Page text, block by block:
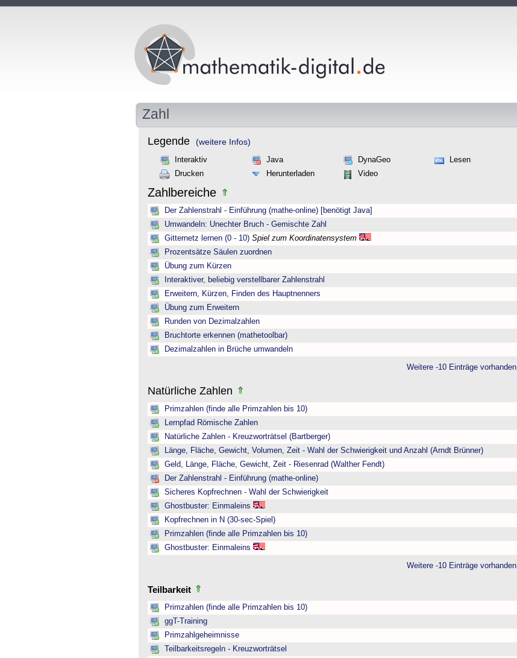
Zahl
Legende (weitere Infos)
Interaktiv Java DynaGeo
Lesen
Drucken
Herunterladen Video
Zahlbereiche
Der Zahlenstrahl - Einführung (mathe-online) [benötigt Java]
Umwandeln: Unechter Bruch - Gemischte Zahl
Gitternetz lernen (0 - 10) Spiel zum Koordinatensystem
Prozentsätze Säulen zuordnen
Übung zum Kürzen
Interaktiver, beliebig verstellbarer Zahlenstrahl
Erweitern, Kürzen, Finden des Hauptnenners
Übung zum Erweitern
Runden von Dezimalzahlen
Bruchtorte erkennen (mathetoolbar)
Dezimalzahlen in Brüche umwandeln
Weitere -10 Einträge vorhanden
Natürliche Zahlen
Primzahlen (finde alle Primzahlen bis 10)
Lernpfad Römische Zahlen
Natürliche Zahlen - Kreuzworträtsel (Bartberger)
Länge, Fläche, Gewicht, Volumen, Zeit - Wahl der Schwierigkeit und Anzahl (Arndt Brünner)
Geld, Länge, Fläche, Gewicht, Zeit - Riesenrad (Walther Fendt)
Der Zahlenstrahl - Einführung (mathe-online)
Sicheres Kopfrechnen - Wahl der Schwierigkeit
Ghostbuster: Einmaleins
Kopfrechnen in N (30-sec-Spiel)
Primzahlen (finde alle Primzahlen bis 10)
Ghostbuster: Einmaleins
Weitere -10 Einträge vorhanden
Teilbarkeit
Primzahlen (finde alle Primzahlen bis 10)
ggT-Training
Primzahlgeheimnisse
Teilbarkeitsregeln - Kreuzworträtsel